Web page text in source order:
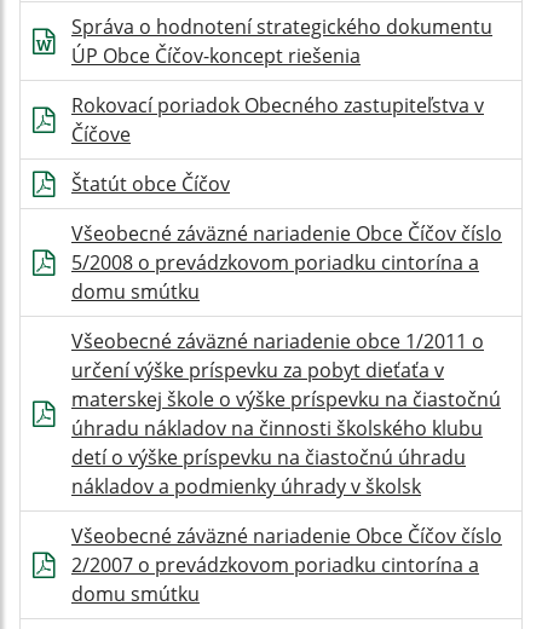
Správa o hodnotení strategického dokumentu
ÚP Obce Číčov-koncept riešenia
Rokovací poriadok Obecného zastupiteľstva v
Číčove
Štatút obce Číčov
Všeobecné záväzné nariadenie Obce Číčov číslo
5/2008 o prevádzkovom poriadku cintorína a
domu smútku
Všeobecné záväzné nariadenie obce 1/2011 o
určení výške príspevku za pobyt dieťaťa v
materskej škole o výške príspevku na čiastočnú
úhradu nákladov na činnosti školského klubu
detí o výške príspevku na čiastočnú úhradu
nákladov a podmienky úhrady v školsk
Všeobecné záväzné nariadenie Obce Číčov číslo
2/2007 o prevádzkovom poriadku cintorína a
domu smútku